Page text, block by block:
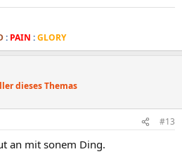
: PAIN :GLORY
dieses Themas
#13
an mit sonem Ding.